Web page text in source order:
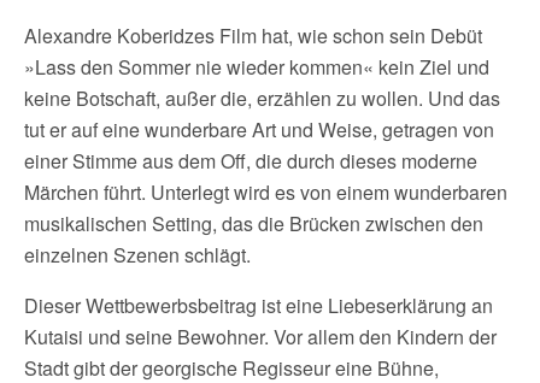
Alexandre Koberidzes Film hat, wie schon sein Debüt
»Lass den Sommer nie wieder kommen« kein Ziel und
keine Botschaft, außer die, erzählen zu wollen. Und das
tut er auf eine wunderbare Art und Weise, getragen von
einer Stimme aus dem Off, die durch dieses moderne
Märchen führt. Unterlegt wird es von einem wunderbaren
musikalischen Setting, das die Brücken zwischen den
einzelnen Szenen schlägt.
Dieser Wettbewerbsbeitrag ist eine Liebeserklärung an
Kutaisi und seine Bewohner. Vor allem den Kindern der
Stadt gibt der georgische Regisseur eine Bühne,